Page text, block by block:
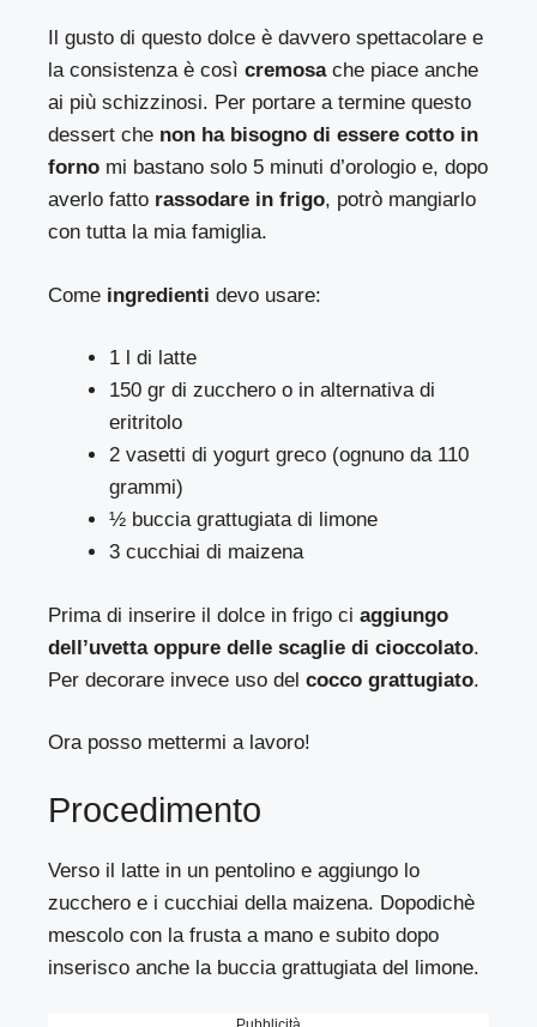
Il gusto di questo dolce è davvero spettacolare e
la consistenza è cosìcremosache piace anche
ai più schizzinosi. Per portare a termine questo
dessert che non ha bisogno di essere cotto in
forno mi bastano solo 5 minuti d’orologio e, dopo
averlo fatto rassodare in frigo, potrò mangiarlo
con tutta la mia famiglia.
Come ingredienti devo usare:
1 l di latte
150 gr di zucchero o in alternativa di
eritritolo
2 vasetti di yogurt greco (ognuno da 110
grammi)
½ buccia grattugiata di limone
3 cucchiai di maizena
Prima di inserire il dolce in frigo ciaggiungo
dell’uvetta oppure delle scaglie di cioccolato.
Per decorare invece uso delcocco grattugiato.
Ora posso mettermi a lavoro!
Procedimento
Verso il latte in un pentolino e aggiungo lo
zucchero e i cucchiai della maizena. Dopodichè
mescolo con la frusta a mano e subito dopo
inserisco anche la buccia grattugiata del limone.